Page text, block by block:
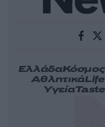
ΕλλάδαΚόσμος
Αθλητικά
Υγεία